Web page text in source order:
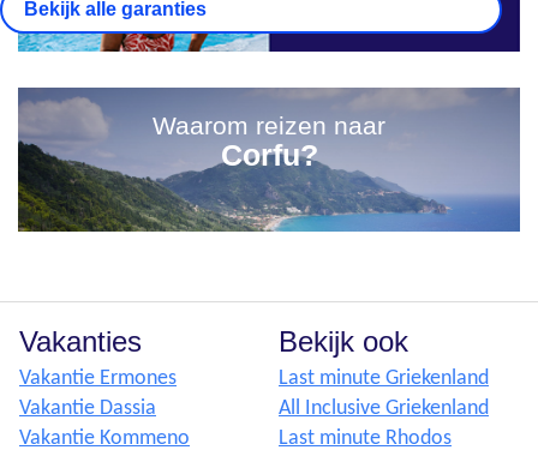
Bekijk alle garanties
Waarom reizen naar
Corfu?
Vakanties
Vakantie Ermones
Vakantie Dassia
Vakantie Kommeno
Bekijk ook
Last minute Griekenland
All Inclusive Griekenland
Last minute Rhodos